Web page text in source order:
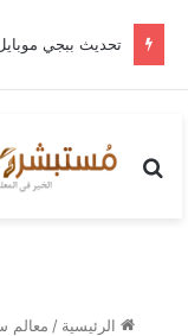
بحث
الرئيسية / معالم